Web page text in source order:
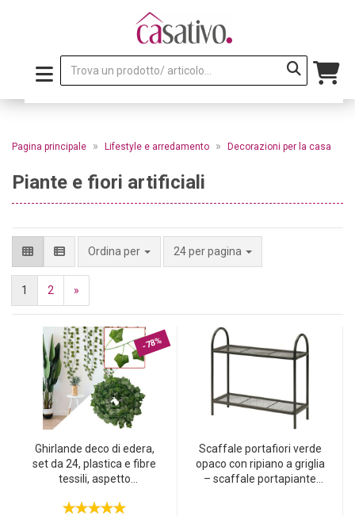
Pagina principale » Lifestyle e arredamento » Decorazioni per la casa
Piante e fiori artificiali
Ordina per 24 per pagina
1 2 »
-78%
Ghirlande deco di edera,
set da 24, plastica e fibre
tessili, aspetto
ciascuna lunga 2,2 m con
Scaffale portafiori verde
opaco con ripiano a griglia
– scaffale portapiante